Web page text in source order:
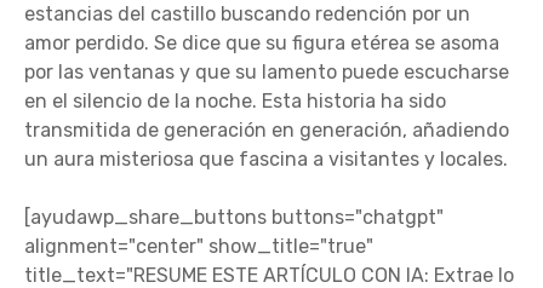
estancias del castillo buscando redención por un
amor perdido. Se dice que su figura etérea se asoma
por las ventanas y que su lamento puede escucharse
en el silencio de la noche. Esta historia ha sido
transmitida de generación en generación, añadiendo
un aura misteriosa que fascina a visitantes y locales.
[ayudawp_share_buttons buttons="chatgpt"
alignment="center" show_title="true"
title_text="RESUME ESTE ARTÍCULO CON IA: Extrae lo